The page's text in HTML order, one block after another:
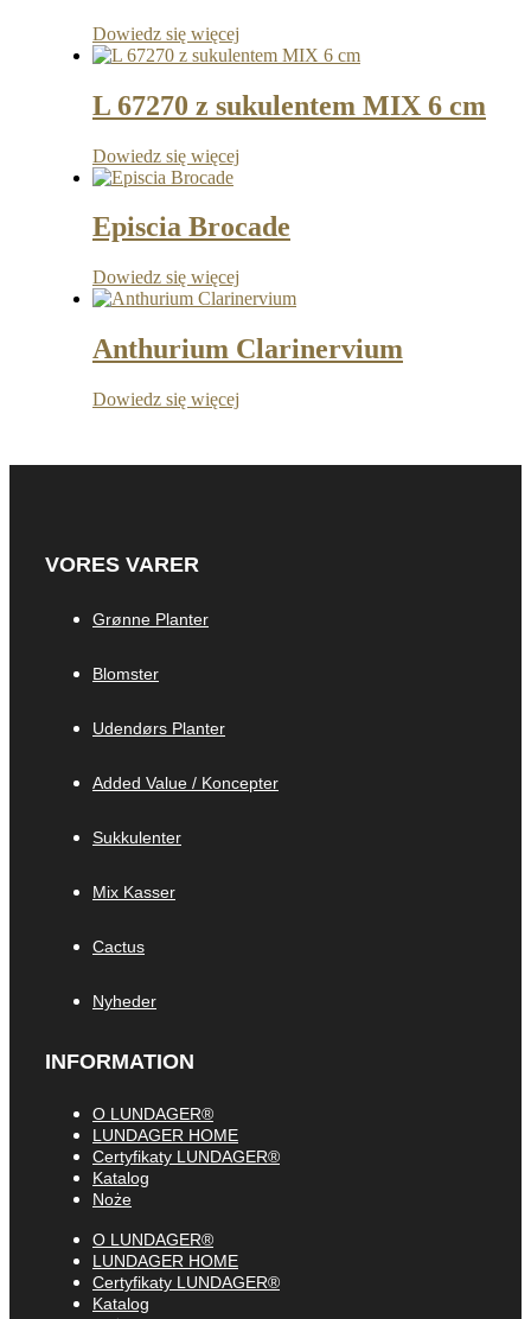
Dowiedz się więcej
L 67270 z sukulentem MIX 6 cm
Dowiedz się więcej
Episcia Brocade
Dowiedz się więcej
Anthurium Clarinervium
Dowiedz się więcej
VORES VARER
Grønne Planter
Blomster
Udendørs Planter
Added Value / Koncepter
Sukkulenter
Mix Kasser
Cactus
Nyheder
INFORMATION
O LUNDAGER®
LUNDAGER HOME
Certyfikaty LUNDAGER®
Katalog
Noże
O LUNDAGER®
LUNDAGER HOME
Certyfikaty LUNDAGER®
Katalog